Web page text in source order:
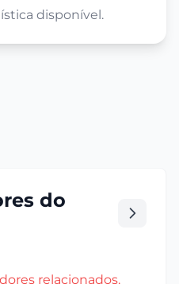
disponível.
do
relacionados.